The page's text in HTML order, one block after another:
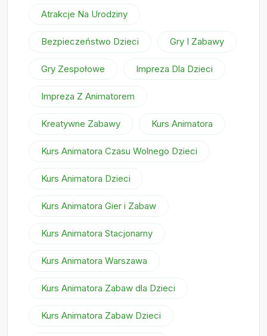
Atrakcje Na Urodziny
Bezpieczeństwo Dzieci Gry I Zabawy
Gry Zespołowe Impreza Dla Dzieci
Impreza Z Animatorem
Kreatywne Zabawy Kurs Animatora
Kurs Animatora Czasu Wolnego Dzieci
Kurs Animatora Dzieci
Kurs Animatora Gier i Zabaw
Kurs Animatora Stacjonarny
Kurs Animatora Warszawa
Kurs Animatora Zabaw dla Dzieci
Kurs Animatora Zabaw Dzieci